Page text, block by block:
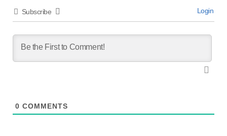
Subscribe Login
0 COMMENTS